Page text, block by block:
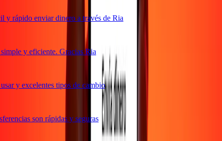
rápido enviar dinero a través de Ria
y eficiente. Gracias Ria
y excelentes tipos de cambio
son rápidas y seguras